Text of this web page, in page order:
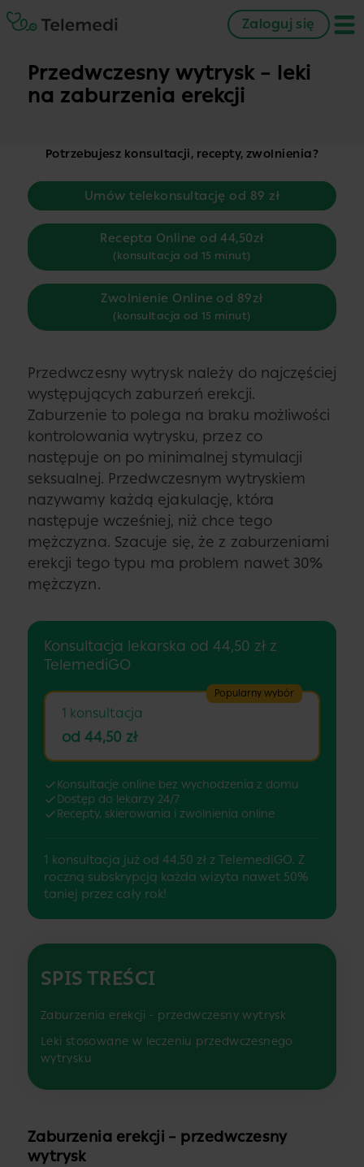
Zaloguj się
Przedwczesny wytrysk – leki
na zaburzenia erekcji
Potrzebujesz konsultacji, recepty, zwolnienia?
Umów telekonsultację od 89 zł
Recepta Online od 44,50zł
(konsultacja od 15 minut)
Zwolnienie Online od 89zł
(konsultacja od 15 minut)
Przedwczesny wytrysk należy do najczęściej
występujących zaburzeń erekcji.
Zaburzenie to polega na braku możliwości
kontrolowania wytrysku, przez co
następuje on po minimalnej stymulacji
seksualnej. Przedwczesnym wytryskiem
nazywamy każdą ejakulację, która
następuje wcześniej, niż chce tego
mężczyzna. Szacuje się, że z zaburzeniami
erekcji tego typu ma problem nawet 30%
mężczyzn.
Konsultacja lekarska od 44,50 zł z
TelemediGO
Popularny wybór
1 konsultacja
od 44,50 zł
Konsultacje online bez wychodzenia z domu
Dostęp do lekarzy 24/7
Recepty, skierowania i zwolnienia online
1 konsultacja już od 44,50 zł z TelemediGO. Z
roczną subskrypcją każda wizyta nawet 50%
taniej przez cały rok!
SPIS TREŚCI
Zaburzenia erekcji - przedwczesny wytrysk
Leki stosowane w leczeniu przedwczesnego
wytrysku
Zaburzenia erekcji – przedwczesny
wytrysk